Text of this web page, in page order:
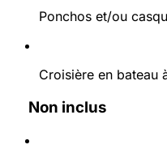
Ponchos et/ou
Croisière en bateau
Non inclus